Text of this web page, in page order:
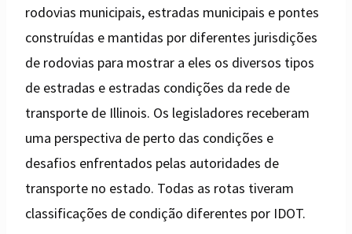
rodovias municipais, estradas municipais e pontes
construídas e mantidas por diferentes jurisdições
de rodovias para mostrar a eles os diversos tipos
de estradas e estradas condições da rede de
transporte de Illinois. Os legisladores receberam
uma perspectiva de perto das condições e
desafios enfrentados pelas autoridades de
transporte no estado. Todas as rotas tiveram
classificações de condição diferentes por IDOT.